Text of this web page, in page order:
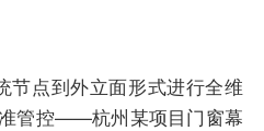
节点到外立面形式进行全维
管控——杭州某项目门窗幕